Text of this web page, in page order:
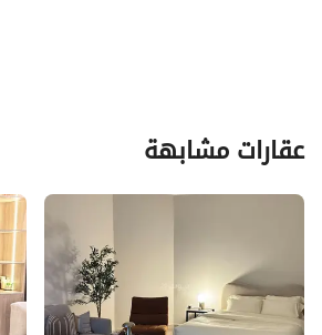
عقارات مشابهة